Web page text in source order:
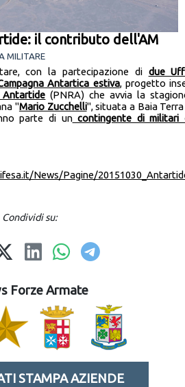
il contributo dell'AM
MILITARE
con la partecipazione di due
Antartica estiva, progetto
Antartide (PNRA) che avvia la
"Mario Zucchelli", situata a Baia
parte di uncontingente di militari
News/Pagine/
Condividi su:
Forze Armate
STAMPA AZIENDE